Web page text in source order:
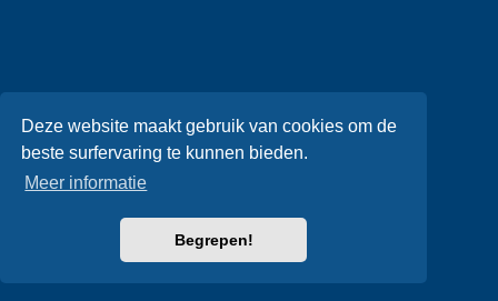
Deze website maakt gebruik van cookies om de
beste surfervaring te kunnen bieden.
Meer informatie
Begrepen!